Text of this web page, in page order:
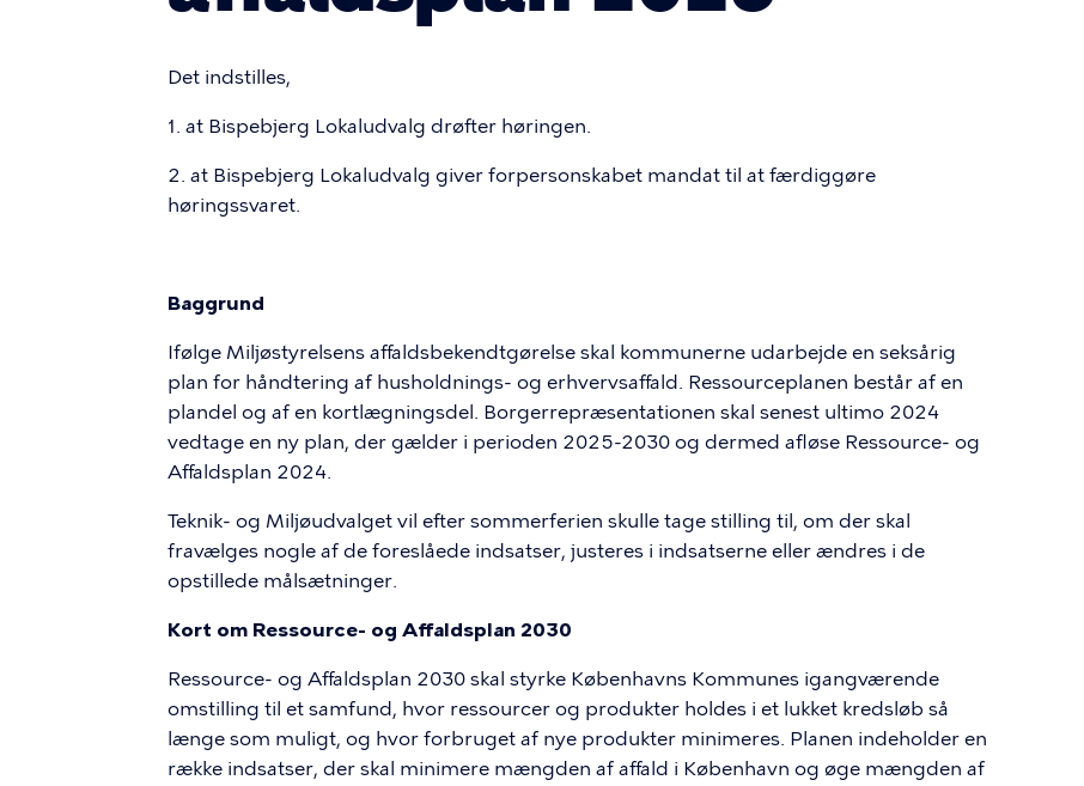
Det indstilles,
1. at Bispebjerg Lokaludvalg drøfter høringen.
2. at Bispebjerg Lokaludvalg giver forpersonskabet mandat til at færdiggøre
høringssvaret.
Baggrund
Ifølge Miljøstyrelsens affaldsbekendtgørelse skal kommunerne udarbejde en seksårig
plan for håndtering af husholdnings- og erhvervsaffald. Ressourceplanen består af en
plandel og af en kortlægningsdel. Borgerrepræsentationen skal senest ultimo 2024
vedtage en ny plan, der gælder i perioden 2025-2030 og dermed afløse Ressource- og
Affaldsplan 2024.
Teknik- og Miljøudvalget vil efter sommerferien skulle tage stilling til, om der skal
fravælges nogle af de foreslåede indsatser, justeres i indsatserne eller ændres i de
opstillede målsætninger.
Kort om Ressource- og Affaldsplan 2030
Ressource- og Affaldsplan 2030 skal styrke Københavns Kommunes igangværende
omstilling til et samfund, hvor ressourcer og produkter holdes i et lukket kredsløb så
længe som muligt, og hvor forbruget af nye produkter minimeres. Planen indeholder en
række ind­satser, der skal minimere mængden af affald i København og øge mængden af